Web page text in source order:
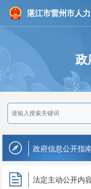
湛江市雷州市人
政
政府信息公开指
法定主动公开内